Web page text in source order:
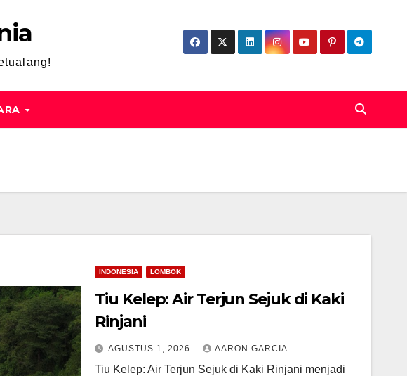
INDONESIA LOMBOK
Tiu Kelep: Air Terjun Sejuk di Kaki
Rinjani
AGUSTUS 1, 2026 AARON GARCIA
Tiu Kelep: Air Terjun Sejuk di Kaki Rinjani menjadi